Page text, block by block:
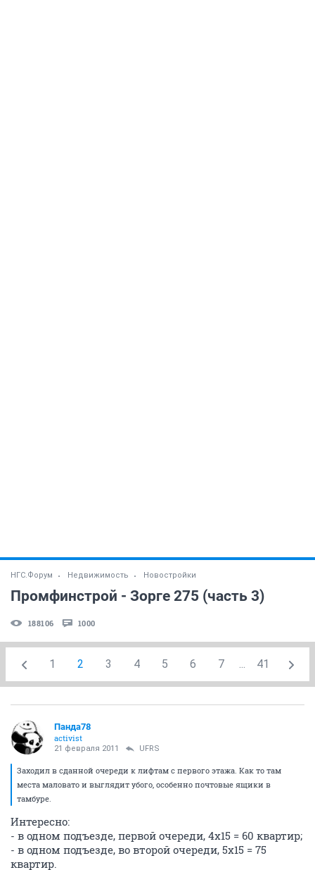
НГС.Форум Недвижимость Новостройки
Промфинстрой - Зорге 275 (часть 3)
188106 1000
1 2 3 4 5 6 7 ... 41
Панда78
activist
21 февраля 2011 UFRS
Заходил в сданной очереди к лифтам с первого этажа. Как то там
места маловато и выглядит убого, особенно почтовые ящики в
тамбуре.
Интересно:
- в одном подъезде, первой очереди, 4х15 = 60 квартир;
- в одном подъезде, во второй очереди, 5х15 = 75
квартир.